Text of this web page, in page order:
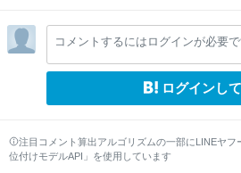
lo
w
コメントするにはログインが必要
ログインし
注目コメント算出アルゴリズムの一部にLINEヤ
位付けモデルAPI」を使用しています